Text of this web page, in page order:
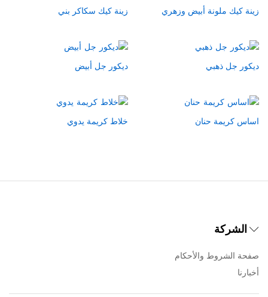
زينة كيك ملونة أبيض وزهري زينة كيك سكاكر بني
ديكور جل ذهبي ديكور جل أبيض
اساس كريمة حنان خلاط كريمة يدوي
الشركة
صفحة الشروط والأحكام
أخبارنا